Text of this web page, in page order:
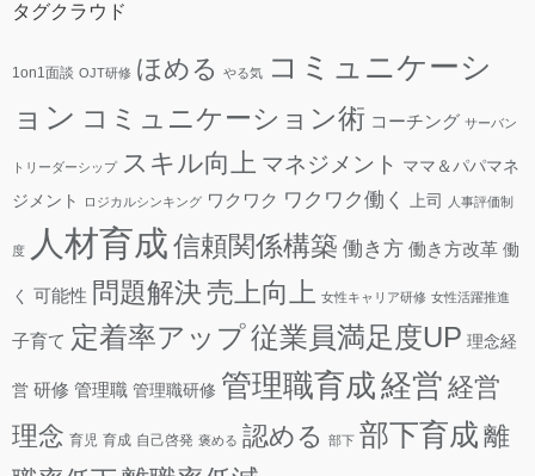
タグクラウド
1on1面談 OJT研修 ほめる やる気
コミュニケーシ
ョン コミュニケーション術 コーチング サーバン
トリーダーシップ スキル向上 マネジメント ママ＆パパマネ
ジメント
ロジカルシンキング ワクワク ワクワク働く 上司 人事評価制
度 人材育成信頼関係構築 働き方 働き方改革 働
く 可能性 問題解決売上向上 女性キャリア研修 女性活躍推進
子育て 定着率アップ従業員満足度UP 理念経
営 研修 管理職 管理職研修 管理職育成経営 経営
理念 育児 育成 自己啓発 褒める 認める 部下 部下育成 離